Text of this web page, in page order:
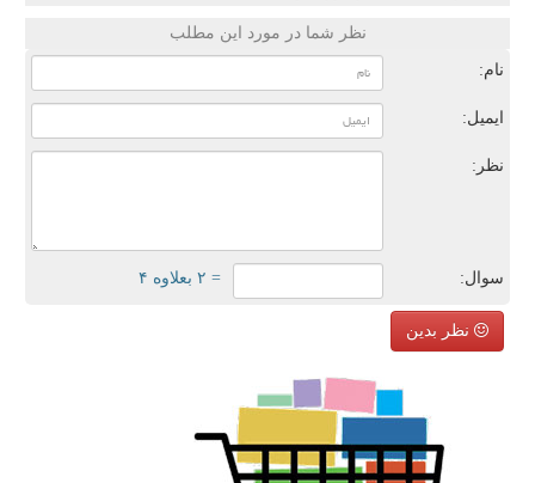
نظر شما در مورد این مطلب
نام:
ایمیل:
نظر:
سوال: = ۲ بعلاوه ۴
نظر بدین